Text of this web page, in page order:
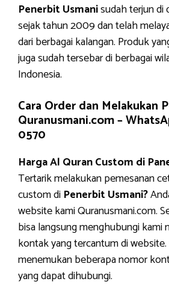
Penerbit Usmanisudah terjun di
sejak tahun 2009 dan telah
dari berbagai kalangan. Produk
juga sudah tersebar di berbagai
Indonesia.
Cara Order dan Melakukan
Quranusmani.com –
0570
Harga Al Quran Custom di
Tertarik melakukan pemesanan
custom di Penerbit Usmani?
website kami Quranusmani.com.
bisa langsung menghubungi kami
kontak yang tercantum di
menemukan beberapa nomor
yang dapat dihubungi.